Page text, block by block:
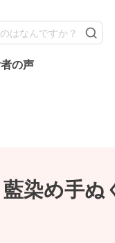
の声
染め手ぬ